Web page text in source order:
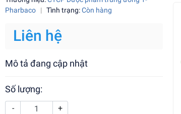
Pharbaco
| Tình trạng:Còn hàng
Liên hệ
Mô tả đang cập nhật
Số lượng:
- +